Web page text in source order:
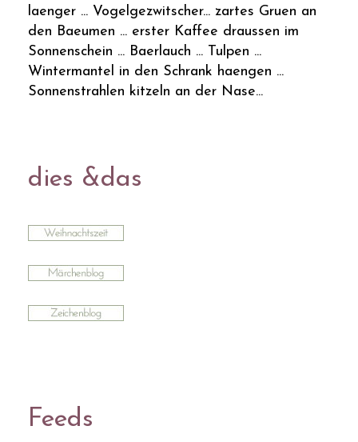
laenger ... Vogelgezwitscher... zartes Gruen an
den Baeumen ... erster Kaffee draussen im
Sonnenschein ... Baerlauch ... Tulpen ...
Wintermantel in den Schrank haengen ...
Sonnenstrahlen kitzeln an der Nase...
dies &das
Feeds